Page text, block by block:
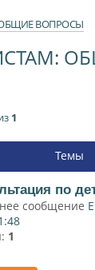
ВОПРОСЫ
1
Темы
по
сообщение
1